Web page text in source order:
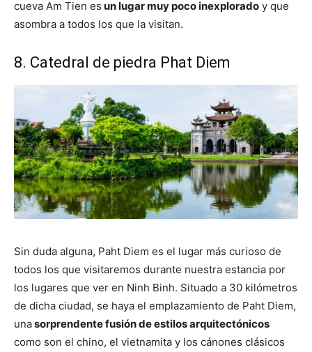
cueva Am Tien es un lugar muy poco inexplorado y que
asombra a todos los que la visitan.
8. Catedral de piedra Phat Diem
Sin duda alguna, Paht Diem es el lugar más curioso de
todos los que visitaremos durante nuestra estancia por
los lugares que ver en Ninh Binh. Situado a 30 kilómetros
de dicha ciudad, se haya el emplazamiento de Paht Diem,
unasorprendente fusión de estilos arquitectónicos
como son el chino, el vietnamita y los cánones clásicos